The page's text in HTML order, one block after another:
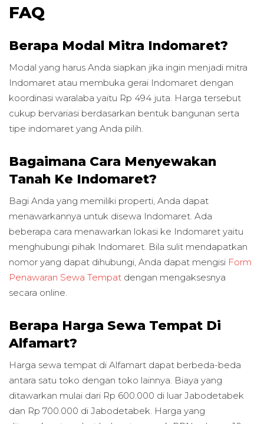
FAQ
Berapa Modal Mitra Indomaret?
Modal yang harus Anda siapkan jika ingin menjadi mitra
Indomaret atau membuka gerai Indomaret dengan
koordinasi waralaba yaitu Rp 494 juta. Harga tersebut
cukup bervariasi berdasarkan bentuk bangunan serta
tipe indomaret yang Anda pilih.
Bagaimana Cara Menyewakan
Tanah Ke Indomaret?
Bagi Anda yang memiliki properti, Anda dapat
menawarkannya untuk disewa Indomaret. Ada
beberapa cara menawarkan lokasi ke Indomaret yaitu
menghubungi pihak Indomaret. Bila sulit mendapatkan
nomor yang dapat dihubungi, Anda dapat mengisi Form
Penawaran Sewa Tempat dengan mengaksesnya
secara online.
Berapa Harga Sewa Tempat Di
Alfamart?
Harga sewa tempat di Alfamart dapat berbeda-beda
antara satu toko dengan toko lainnya. Biaya yang
ditawarkan mulai dari Rp 600.000 di luar Jabodetabek
dan Rp 700.000 di Jabodetabek. Harga yang